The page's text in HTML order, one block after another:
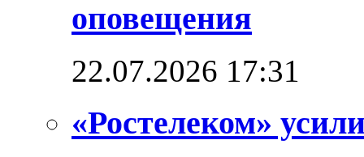
оповещения
22.07.2026 17:31
«Ростелеком»